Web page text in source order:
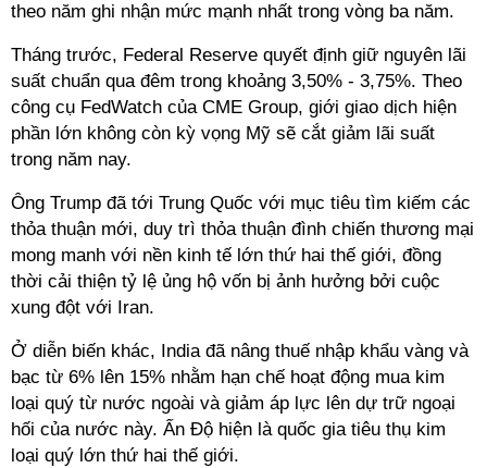
theo năm ghi nhận mức mạnh nhất trong vòng ba năm.
Tháng trước, Federal Reserve quyết định giữ nguyên lãi
suất chuẩn qua đêm trong khoảng 3,50% - 3,75%. Theo
công cụ FedWatch của CME Group, giới giao dịch hiện
phần lớn không còn kỳ vọng Mỹ sẽ cắt giảm lãi suất
trong năm nay.
Ông Trump đã tới Trung Quốc với mục tiêu tìm kiếm các
thỏa thuận mới, duy trì thỏa thuận đình chiến thương mại
mong manh với nền kinh tế lớn thứ hai thế giới, đồng
thời cải thiện tỷ lệ ủng hộ vốn bị ảnh hưởng bởi cuộc
xung đột với Iran.
Ở diễn biến khác, India đã nâng thuế nhập khẩu vàng và
bạc từ 6% lên 15% nhằm hạn chế hoạt động mua kim
loại quý từ nước ngoài và giảm áp lực lên dự trữ ngoại
hối của nước này. Ấn Độ hiện là quốc gia tiêu thụ kim
loại quý lớn thứ hai thế giới.